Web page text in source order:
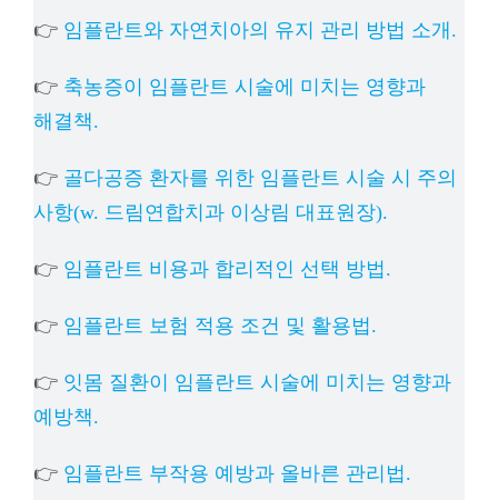
👉 임플란트와 자연치아의 유지 관리 방법 소개.
👉 축농증이 임플란트 시술에 미치는 영향과
해결책.
👉 골다공증 환자를 위한 임플란트 시술 시 주의
사항(w. 드림연합치과 이상림 대표원장).
👉 임플란트 비용과 합리적인 선택 방법.
👉 임플란트 보험 적용 조건 및 활용법.
👉 잇몸 질환이 임플란트 시술에 미치는 영향과
예방책.
👉 임플란트 부작용 예방과 올바른 관리법.